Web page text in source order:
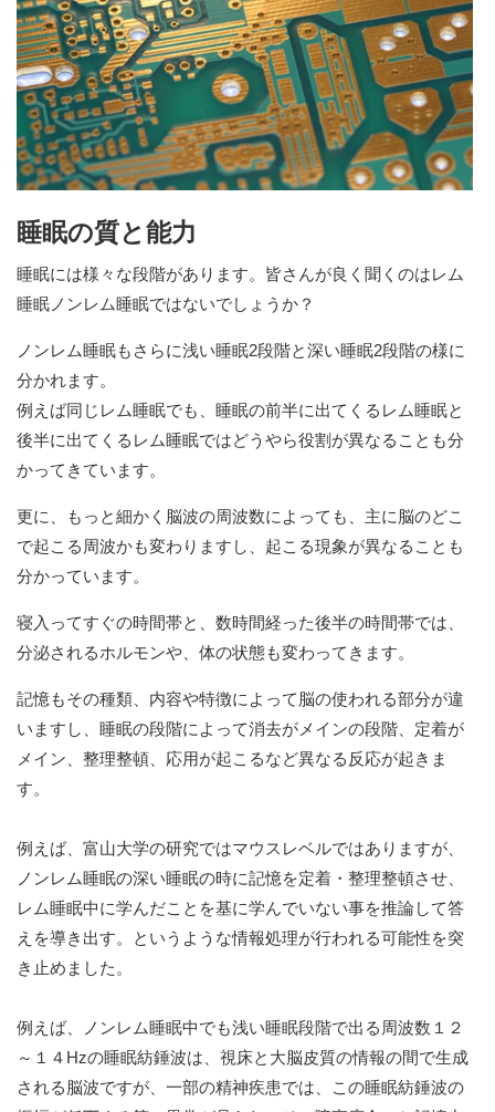
睡眠の質と能力
睡眠には様々な段階があります。皆さんが良く聞くのはレム
睡眠ノンレム睡眠ではないでしょうか？
ノンレム睡眠もさらに浅い睡眠2段階と深い睡眠2段階の様に
分かれます。
例えば同じレム睡眠でも、睡眠の前半に出てくるレム睡眠と
後半に出てくるレム睡眠ではどうやら役割が異なることも分
かってきています。
更に、もっと細かく脳波の周波数によっても、主に脳のどこ
で起こる周波かも変わりますし、起こる現象が異なることも
分かっています。
寝入ってすぐの時間帯と、数時間経った後半の時間帯では、
分泌されるホルモンや、体の状態も変わってきます。
記憶もその種類、内容や特徴によって脳の使われる部分が違
いますし、睡眠の段階によって消去がメインの段階、定着が
メイン、整理整頓、応用が起こるなど異なる反応が起きま
す。
例えば、富山大学の研究ではマウスレベルではありますが、
ノンレム睡眠の深い睡眠の時に記憶を定着・整理整頓させ、
レム睡眠中に学んだことを基に学んでいない事を推論して答
えを導き出す。というような情報処理が行われる可能性を突
き止めました。
例えば、ノンレム睡眠中でも浅い睡眠段階で出る周波数１２
～１４Hzの睡眠紡錘波は、視床と大脳皮質の情報の間で生成
される脳波ですが、一部の精神疾患では、この睡眠紡錘波の